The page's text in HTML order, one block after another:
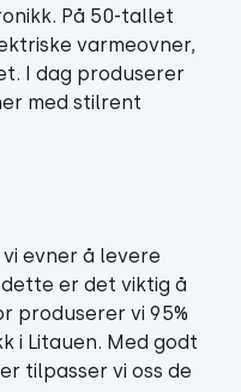
På 50-tallet
varmeovner,
I dag produserer
med stilrent
evner å levere
er det viktig å
produserer vi 95%
i Litauen. Med godt
tilpasser vi oss de